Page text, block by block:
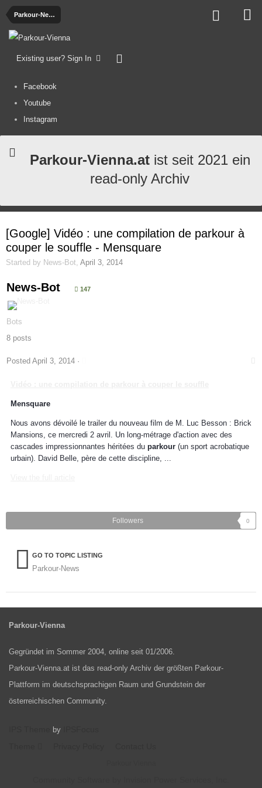
Parkour-News
Existing user? Sign In
Facebook
Youtube
Instagram
Parkour-Vienna.atist seit 2021 ein
read-only Archiv
[Google] Vidéo : une compilation de parkour à
couper le souffle - Mensquare
Started by News-Bot April 3, 2014
News-Bot 147
Bots
8 posts
Posted April 3, 2014 ·
Mensquare
Nous avons dévoilé le trailer du nouveau film de M. Luc Besson : Brick
Mansions, ce mercredi 2 avril. Un long-métrage d'action avec des
cascades impressionnantes héritées du parkour (un sport acrobatique
urbain). David Belle, père de cette discipline, ...
Followers 0
GO TO TOPIC LISTING
Parkour-News
Parkour-Vienna
Gegründet im Sommer 2004, online seit 01/2006.
Parkour-Vienna.at ist das read-only Archiv der größten Parkour-
Plattform im deutschsprachigen Raum und Grundstein der
österreichischen Community.
by